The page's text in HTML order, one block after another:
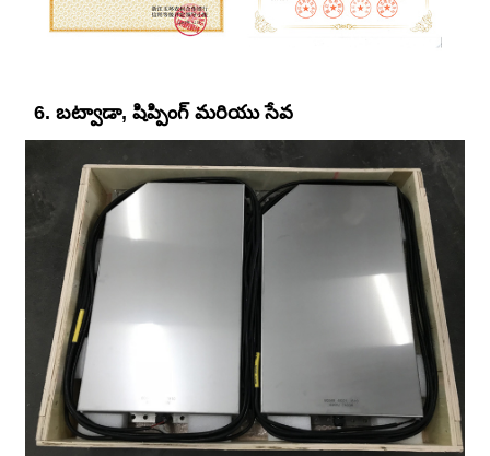
6. బట్వాడా, షిప్పింగ్ మరియు సేవ